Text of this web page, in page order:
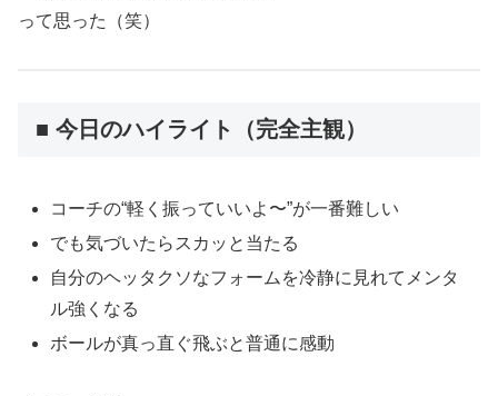
って思った（笑）
■ 今日のハイライト（完全主観）
コーチの“軽く振っていいよ〜”が一番難しい
でも気づいたらスカッと当たる
自分のヘッタクソなフォームを冷静に見れてメンタ
ル強くなる
ボールが真っ直ぐ飛ぶと普通に感動